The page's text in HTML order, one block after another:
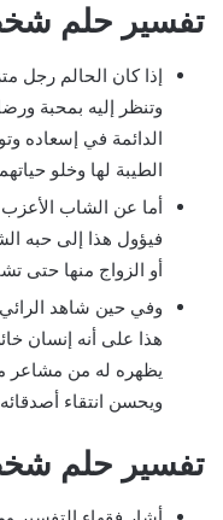
تفسير حلم
إذا كان الحالم رجل
وتنظر إليه بمحبة
الدائمة في إسعاده
الطيبة لها وخلو
أما عن الشاب الأعزب
فيؤول هذا إلى حبه
أو الزواج منها حتى
وفي حين شاهد
هذا على أنه إنسان
يظهره له من مشاعر
ويحسن انتقاء
تفسير حلم